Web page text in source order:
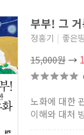
부부! 그
정홍기 | 좋은
15,000원→
노화에 대한
이해와 대처